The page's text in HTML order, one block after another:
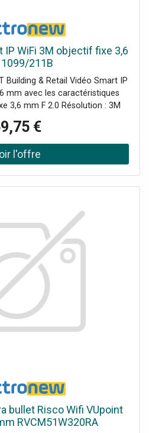
IP WiFi 3M objectif fixe 3,6
211B
Building & Retail Vidéo Smart IP
mm avec les caractéristiques
3,6 mm F 2.0 Résolution : 3M
externe Audio : microphone et
pour carte Micro-SD
Maximum 128 GB Utilisation :
Intérieur
€
bullet Risco Wifi VUpoint
RVCM51W320RA